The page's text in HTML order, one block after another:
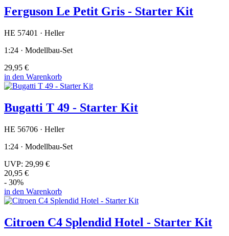
Ferguson Le Petit Gris - Starter Kit
HE 57401 · Heller
1:24 · Modellbau-Set
29,95 €
in den Warenkorb
Bugatti T 49 - Starter Kit
HE 56706 · Heller
1:24 · Modellbau-Set
UVP: 29,99 €
20,95 €
- 30%
in den Warenkorb
Citroen C4 Splendid Hotel - Starter Kit